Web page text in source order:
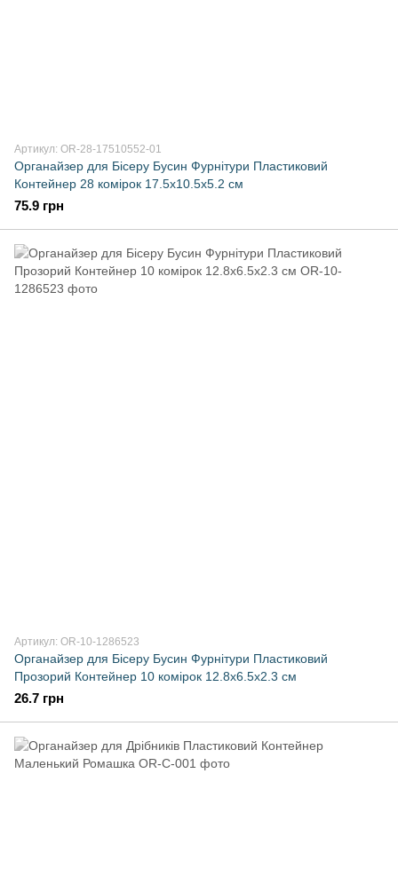
Артикул: OR-28-17510552-01
Органайзер для Бісеру Бусин Фурнітури Пластиковий
Контейнер 28 комірок 17.5х10.5х5.2 см
75.9 грн
Артикул: OR-10-1286523
Органайзер для Бісеру Бусин Фурнітури Пластиковий
Прозорий Контейнер 10 комірок 12.8х6.5х2.3 см
26.7 грн